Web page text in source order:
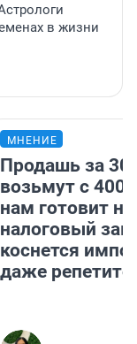
в жизни
МНЕНИЕ
Продашь за
возьмут с
нам готовит
налоговый
коснется
даже